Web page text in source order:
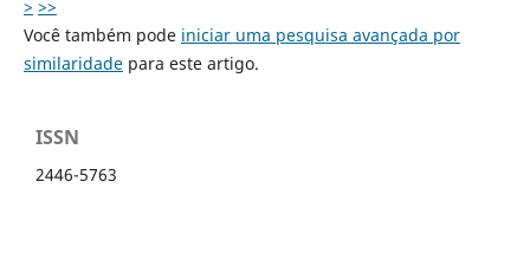
> >>
Você também pode iniciar uma pesquisa avançada por
similaridadepara este artigo.
ISSN
2446-5763